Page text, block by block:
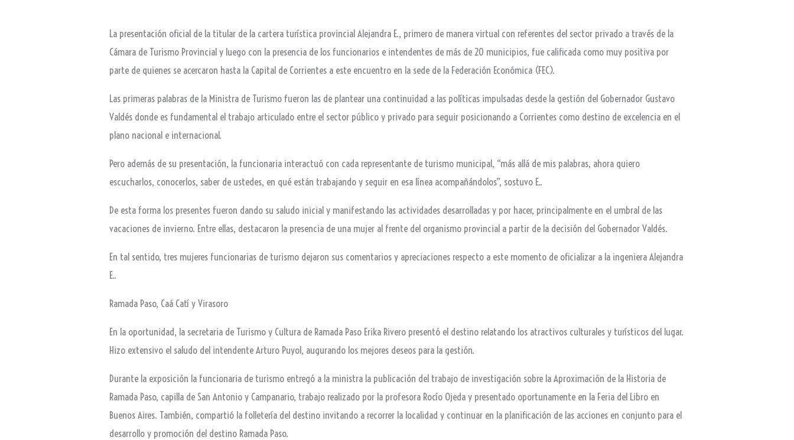
La presentación oficial de la titular de la cartera turística provincial Alejandra E., primero de manera virtual con referentes del sector privado a través de la
Cámara de Turismo Provincial y luego con la presencia de los funcionarios e intendentes de más de 20 municipios, fue calificada como muy positiva por
parte de quienes se acercaron hasta la Capital de Corrientes a este encuentro en la sede de la Federación Económica (FEC).
Las primeras palabras de la Ministra de Turismo fueron las de plantear una continuidad a las políticas impulsadas desde la gestión del Gobernador Gustavo
Valdés donde es fundamental el trabajo articulado entre el sector público y privado para seguir posicionando a Corrientes como destino de excelencia en el
plano nacional e internacional.
Pero además de su presentación, la funcionaria interactuó con cada representante de turismo municipal, “más allá de mis palabras, ahora quiero
escucharlos, conocerlos, saber de ustedes, en qué están trabajando y seguir en esa línea acompañándolos”, sostuvo E..
De esta forma los presentes fueron dando su saludo inicial y manifestando las actividades desarrolladas y por hacer, principalmente en el umbral de las
vacaciones de invierno. Entre ellas, destacaron la presencia de una mujer al frente del organismo provincial a partir de la decisión del Gobernador Valdés.
En tal sentido, tres mujeres funcionarias de turismo dejaron sus comentarios y apreciaciones respecto a este momento de oficializar a la ingeniera Alejandra
E..
Ramada Paso, Caá Catí y Virasoro
En la oportunidad, la secretaria de Turismo y Cultura de Ramada Paso Erika Rivero presentó el destino relatando los atractivos culturales y turísticos del lugar.
Hizo extensivo el saludo del intendente Arturo Puyol, augurando los mejores deseos para la gestión.
Durante la exposición la funcionaria de turismo entregó a la ministra la publicación del trabajo de investigación sobre la Aproximación de la Historia de
Ramada Paso, capilla de San Antonio y Campanario, trabajo realizado por la profesora Rocío Ojeda y presentado oportunamente en la Feria del Libro en
Buenos Aires. También, compartió la folletería del destino invitando a recorrer la localidad y continuar en la planificación de las acciones en conjunto para el
desarrollo y promoción del destino Ramada Paso.